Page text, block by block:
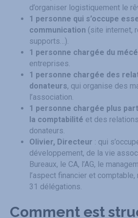
d’organiser logistiquement le
1 personne qui s’occupe
communication (site internet,
supports…).
1 personne chargée du
entreprises.
1 personne chargée des
donateurs, qui organise des
l’association.
1 personne chargée plus
la comptabilité et des
donateurs.
Olivier, Directeur : qui
développement, de la vie
Bureaux, le CA, l’AG, le
l’aspect financier et
31 délégations.
Comment est